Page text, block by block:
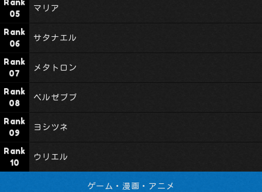
マリア
サタナエル
メタトロン
ベルゼブブ
ヨシツネ
ウリエル
ゲーム・漫画・アニメ